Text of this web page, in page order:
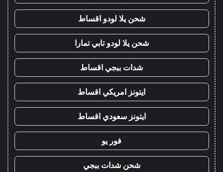
شحن يلا لودو اقساط
شحن يلا لودو تابي تمارا
شدات ببجي اقساط
ايتونز امريكي اقساط
ايتونز سعودي اقساط
فور يو
شحن شدات ببجي